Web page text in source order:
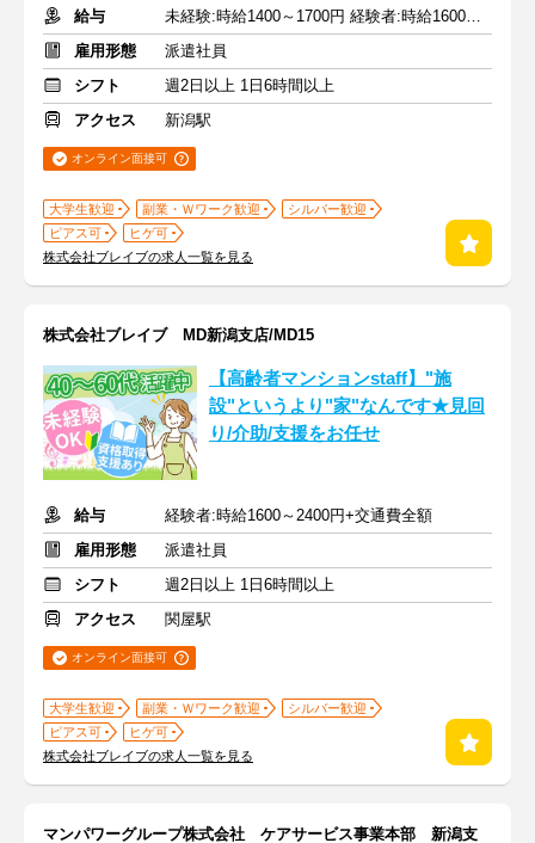
給与
未経験:時給1400～1700円 経験者:時給1600～1900円+交通費全額
雇用形態
派遣社員
シフト
週2日以上 1日6時間以上
アクセス
新潟駅
オンライン面接可
大学生歓迎 副業・Ｗワーク歓迎
シルバー歓迎
ピアス可
ヒゲ可
株式会社ブレイブの求人一覧を見る
株式会社ブレイブ MD新潟支店/MD15
【高齢者マンションstaff】"施
設"というより"家"なんです★見回
り/介助/支援をお任せ
給与
経験者:時給1600～2400円+交通費全額
雇用形態
派遣社員
シフト
週2日以上 1日6時間以上
アクセス
関屋駅
オンライン面接可
大学生歓迎 副業・Ｗワーク歓迎
シルバー歓迎
ピアス可
ヒゲ可
株式会社ブレイブの求人一覧を見る
マンパワーグループ株式会社 ケアサービス事業本部 新潟支